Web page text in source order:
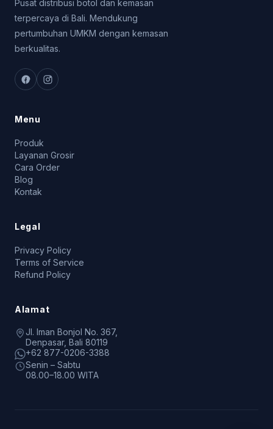
Pusat distribusi botol dan kemasan
terpercaya di Bali. Mendukung
pertumbuhan UMKM dengan kemasan
berkualitas.
Menu
Produk
Layanan Grosir
Cara Order
Blog
Kontak
Legal
Privacy Policy
Terms of Service
Refund Policy
Alamat
Jl. Iman Bonjol No. 367,
Denpasar, Bali 80119
+62 877-0206-3388
Senin – Sabtu
08.00–18.00 WITA